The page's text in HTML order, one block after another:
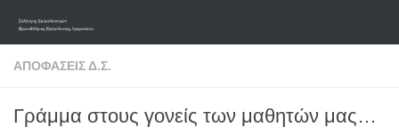
Skip to content
ΑΠΟΦΆΣΕΙΣ Δ.Σ.
Γράμμα στους γονείς των μαθητών μας…